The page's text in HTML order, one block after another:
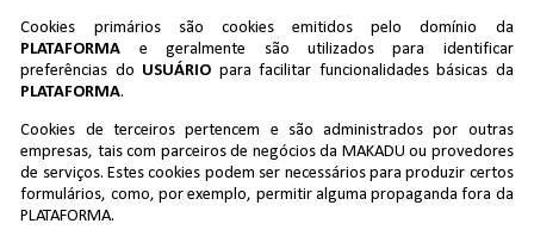
Cookies primários são cookies emitidos pelo domínio da
PLATAFORMA e geralmente são utilizados para identificar
preferências do USUÁRIO para facilitar funcionalidades básicas da
PLATAFORMA.
Cookies de terceiros pertencem e são administrados por outras
empresas, tais com parceiros de negócios da MAKADU ou provedores
de serviços. Estes cookies podem ser necessários para produzir certos
formulários, como, por exemplo, permitir alguma propaganda fora da
PLATAFORMA.